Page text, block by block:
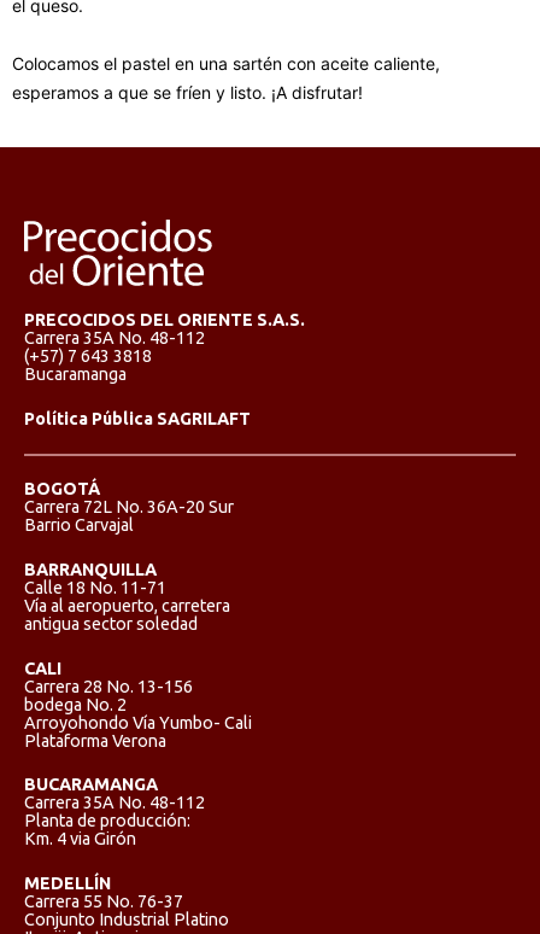
el queso.
Colocamos el pastel en una sartén con aceite caliente,
esperamos a que se fríen y listo. ¡A disfrutar!
PRECOCIDOS DEL ORIENTE S.A.S.
Carrera 35A No. 48-112
(+57) 7 643 3818
Bucaramanga
Política Pública SAGRILAFT
BOGOTÁ
Carrera 72L No. 36A-20 Sur
Barrio Carvajal
BARRANQUILLA
Calle 18 No. 11-71
Vía al aeropuerto, carretera
antigua sector soledad
CALI
Carrera 28 No. 13-156
bodega No. 2
Arroyohondo Vía Yumbo- Cali
Plataforma Verona
BUCARAMANGA
Carrera 35A No. 48-112
Planta de producción:
Km. 4 via Girón
MEDELLÍN
Carrera 55 No. 76-37
Conjunto Industrial Platino